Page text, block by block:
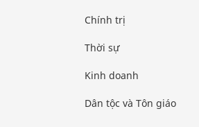
Chính trị
Thời sự
Kinh doanh
Dân tộc và Tôn giáo